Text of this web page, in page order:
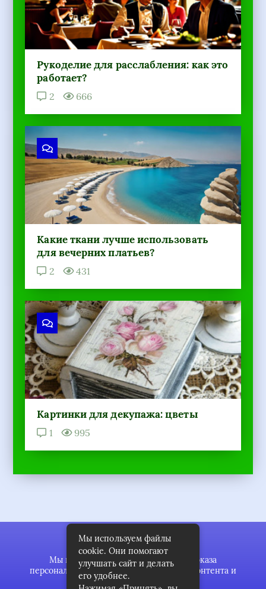
Рукоделие для расслабления: как это
работает?
2 666
Какие ткани лучше использовать
для вечерних платьев?
2 431
Картинки для декупажа: цветы
1 995
Мы используем файлы cookie для показа
персонализированной рекламы и/или контента и
анализа нашего трафика.
Мы используем файлы
cookie. Они помогают
улучшать сайт и делать
его удобнее.